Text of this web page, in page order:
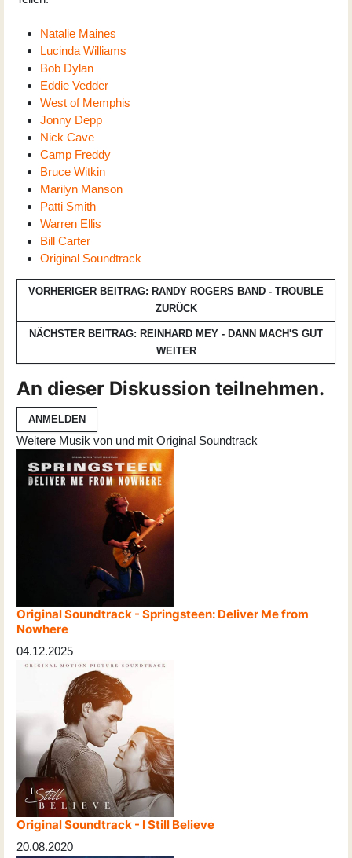
Natalie Maines
Lucinda Williams
Bob Dylan
Eddie Vedder
West of Memphis
Jonny Depp
Nick Cave
Camp Freddy
Bruce Witkin
Marilyn Manson
Patti Smith
Warren Ellis
Bill Carter
Original Soundtrack
VORHERIGER BEITRAG: RANDY ROGERS BAND - TROUBLE
ZURÜCK
NÄCHSTER BEITRAG: REINHARD MEY - DANN MACH'S GUT
WEITER
An dieser Diskussion teilnehmen.
ANMELDEN
Weitere Musik von und mit Original Soundtrack
Original Soundtrack - Springsteen: Deliver Me from
Nowhere
04.12.2025
Original Soundtrack - I Still Believe
20.08.2020